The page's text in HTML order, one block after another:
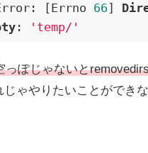
[Errno 66]
: 'temp/'
っぽじゃないと
じゃやりたいことができな